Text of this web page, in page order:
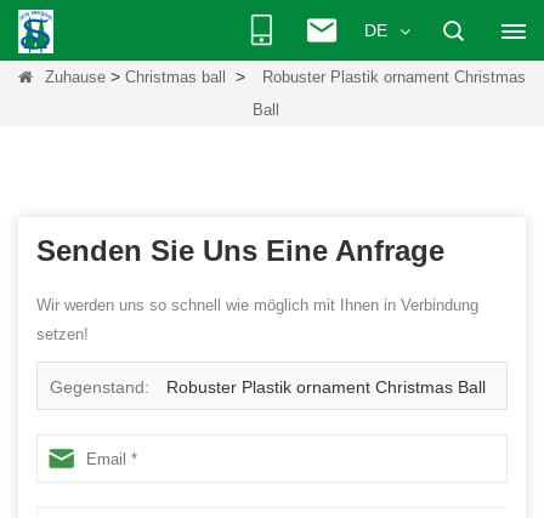
DE
Zuhause > Christmas ball >
Robuster Plastik ornament Christmas
Ball
Senden Sie Uns Eine Anfrage
Wir werden uns so schnell wie möglich mit Ihnen in Verbindung
setzen!
Gegenstand: Robuster Plastik ornament Christmas Ball